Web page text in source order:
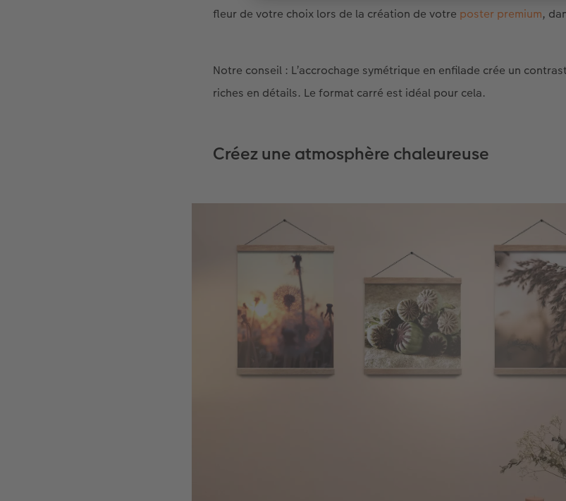
fleur de votre choix lors de la création de votre poster premium,
Notre conseil : L’accrochage symétrique en enfilade crée un
riches en détails. Le format carré est idéal pour cela.
Créez une atmosphère chaleureuse